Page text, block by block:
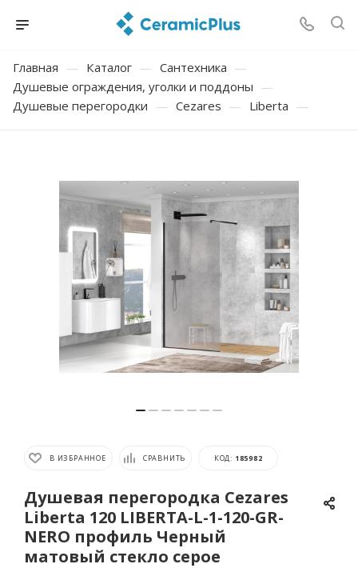
Главная — Каталог — Сантехника —
Душевые ограждения, уголки и поддоны —
Душевые перегородки — Cezares — Liberta —
В ИЗБРАННОЕ СРАВНИТЬ КОД: 185982
Душевая перегородка Cezares
Liberta 120 LIBERTA-L-1-120-GR-
NERO профиль Черный
матовый стекло серое